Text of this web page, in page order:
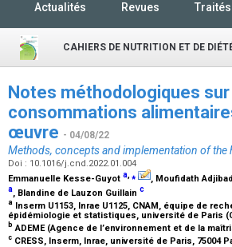
Actualités Revues Traités
CAHIERS DE NUTRITION ET DE
Notes méthodologiques
consommations
œuvre - 04/08/22
Methods, concepts and implementation of
Doi : 10.1016/j.cnd.2022.01.004
Emmanuelle Kesse-Guyot a,⁎ , Moufidath
a, Blandine de Lauzon Guillain c
a Inserm U1153, Inrae U1125, CNAM, équipe de
épidémiologie et statistiques, université de Paris
b ADEME (Agence de l’environnement et de la
c CRESS, Inserm, Inrae, université de Paris, 75004